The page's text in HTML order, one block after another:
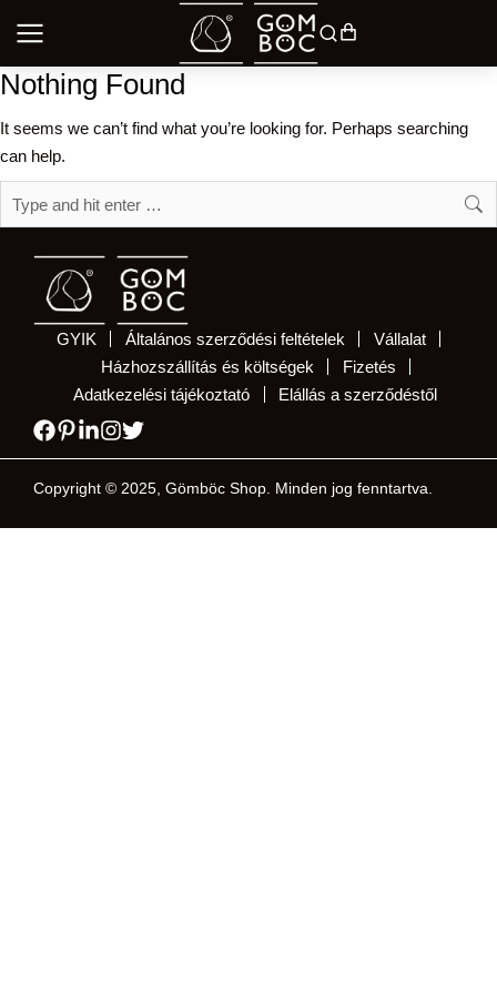
Nothing Found
It seems we can’t find what you’re looking for. Perhaps searching
can help.
GYIK Általános szerződési feltételek
Vállalat
Házhozszállítás és költségek
Fizetés
Adatkezelési tájékoztató
Elállás a szerződéstől
Copyright © 2025, Gömböc Shop. Minden jog fenntartva.